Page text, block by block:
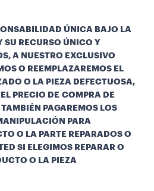
ÚNICA BAJO LA
RECURSO ÚNICO Y
A NUESTRO EXCLUSIVO
O REEMPLAZAREMOS EL
O LA PIEZA DEFECTUOSA,
PRECIO DE COMPRA DE
PAGAREMOS LOS
PARA
O LA PARTE REPARADOS O
SI ELEGIMOS REPARAR O
O LA PIEZA